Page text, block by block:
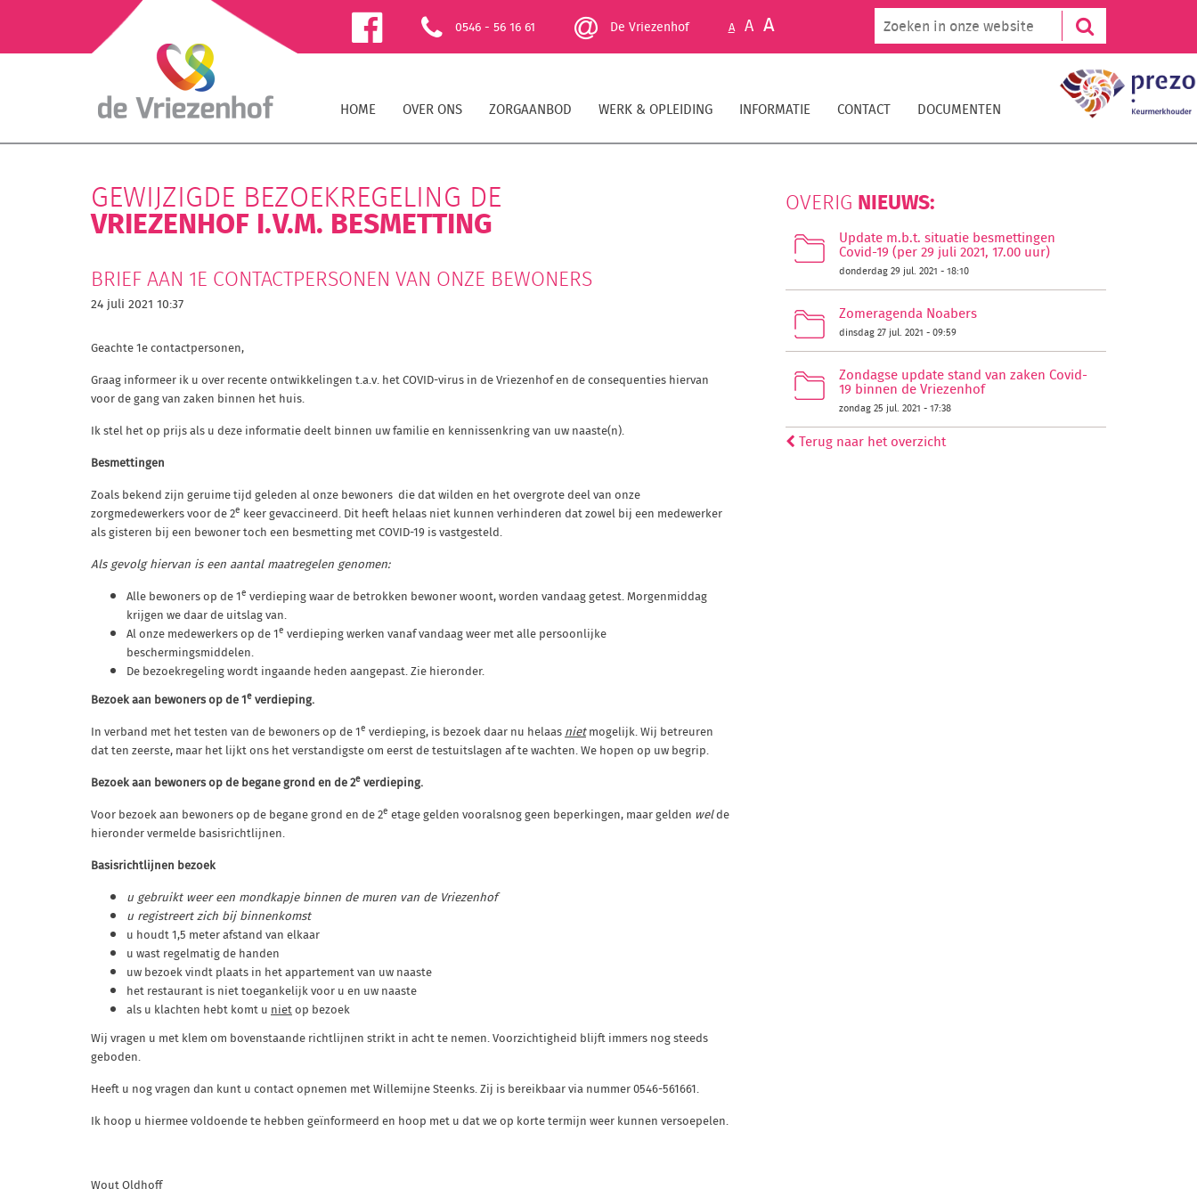
0546 - 56 16 61 De Vriezenhof A A A
HOME OVER ONS ZORGAANBOD WERK & OPLEIDING INFORMATIE CONTACT DOCUMENTEN
GEWIJZIGDE BEZOEKREGELING DE
VRIEZENHOF I.V.M. BESMETTING
BRIEF AAN 1E CONTACTPERSONEN VAN ONZE BEWONERS
24 juli 2021 10:37
Geachte 1e contactpersonen,
Graag informeer ik u over recente ontwikkelingen t.a.v. het COVID-virus in de Vriezenhof en de consequenties hiervan
voor de gang van zaken binnen het huis.
Ik stel het op prijs als u deze informatie deelt binnen uw familie en kennissenkring van uw naaste(n).
Besmettingen
Zoals bekend zijn geruime tijd geleden al onze bewoners die dat wilden en het overgrote deel van onze
zorgmedewerkers voor de 2e keer gevaccineerd. Dit heeft helaas niet kunnen verhinderen dat zowel bij een medewerker
als gisteren bij een bewoner toch een besmetting metCOVID-19 is vastgesteld.
Als gevolg hiervan is een aantal maatregelen genomen:
Alle bewoners op de 1e verdieping waar de betrokken bewoner woont, worden vandaag getest. Morgenmiddag
krijgen we daar de uitslag van.
Al onze medewerkers op de 1e verdieping werken vanaf vandaag weer met alle persoonlijke
beschermingsmiddelen.
De bezoekregeling wordt ingaande heden aangepast. Zie hieronder.
Bezoek aan bewoners op de 1e verdieping.
In verband met het testen van de bewoners op de 1e verdieping, is bezoek daar nu helaas nietmogelijk. Wij betreuren
dat ten zeerste, maar het lijkt ons het verstandigste om eerst de testuitslagen af te wachten. We hopen op uw begrip.
Bezoek aan bewoners op de begane grond en de 2e verdieping.
Voor bezoek aan bewoners op de begane grond en de 2e etage gelden vooralsnog geen beperkingen, maar gelden welde
hieronder vermelde basisrichtlijnen.
Basisrichtlijnen bezoek
u gebruikt weer een mondkapje binnen de muren van de Vriezenhof
u registreert zich bij binnenkomst
u houdt 1,5 meter afstand van elkaar
u wast regelmatig de handen
uw bezoek vindt plaats in het appartement van uw naaste
het restaurant is niet toegankelijk voor u en uw naaste
als u klachten hebt komt u nietop bezoek
Wij vragen u met klem om bovenstaande richtlijnen strikt in acht te nemen. Voorzichtigheid blijft immers nog steeds
geboden.
Heeft u nog vragen dan kunt u contact opnemen met Willemijne Steenks. Zij is bereikbaar via nummer 0546-561661.
Ik hoop u hiermee voldoende te hebben geïnformeerd en hoop met u dat we op korte termijn weer kunnen versoepelen.
Wout Oldhoff
OVERIG NIEUWS:
Update m.b.t. situatie besmettingen
Covid-19 (per 29 juli 2021, 17.00 uur)
donderdag 29 jul. 2021 - 18:10
Zomeragenda Noabers
dinsdag 27 jul. 2021 - 09:59
Zondagse update stand van zaken Covid-
19 binnen de Vriezenhof
zondag 25 jul. 2021 - 17:38
Terug naar het overzicht